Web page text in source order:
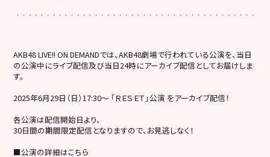
AKB48 LIVE!! ON DEMANDでは、AKB48劇場で行われている公演を、当日
の公演中にライブ配信及び当日24時にアーカイブ配信としてお届けしま
す。
2025年6月29日（日）17:30～ 「ＲＥＳＥＴ」公演 をアーカイブ配信！
各公演は配信開始日より、
30日間の期間限定配信となりますので、お見逃しなく！
■公演の詳細はこちら